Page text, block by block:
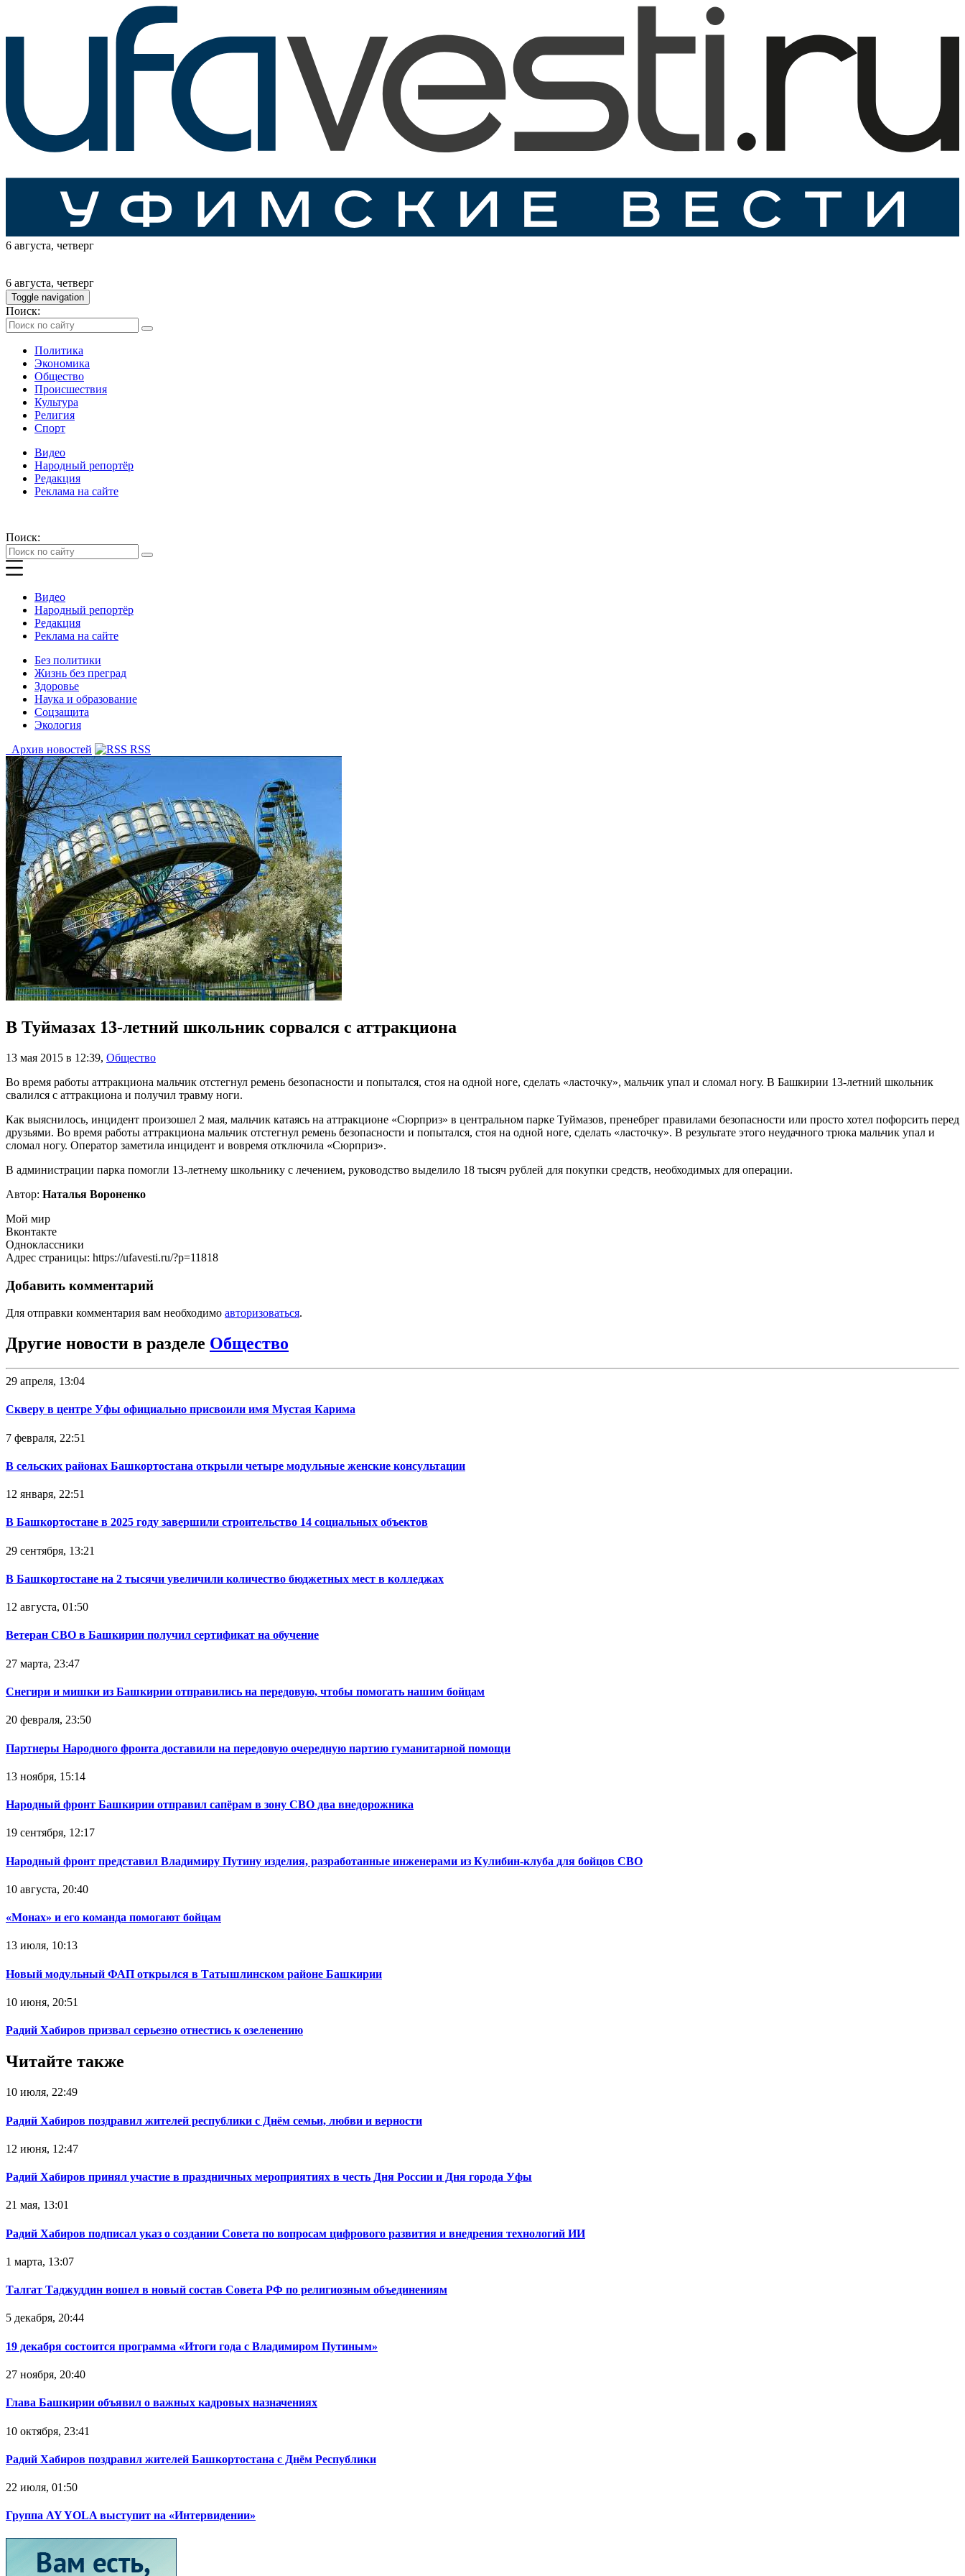
6 августа, четверг
6 августа, четверг
Toggle navigation
Поиск:
Политика
Экономика
Общество
Происшествия
Культура
Религия
Спорт
Видео
Народный репортёр
Редакция
Реклама на сайте
Поиск:
Видео
Народный репортёр
Редакция
Реклама на сайте
Без политики
Жизнь без преград
Здоровье
Наука и образование
Соцзащита
Экология
Архив новостей
RSS
В Туймазах 13-летний школьник сорвался с аттракциона
13 мая 2015 в 12:39, Общество
Во время работы аттракциона мальчик отстегнул ремень безопасности и попытался, стоя на одной ноге, сделать «ласточку», мальчик упал и сломал ногу. В Башкирии 13-летний школьник
свалился с аттракциона и получил травму ноги.
Как выяснилось, инцидент произошел 2 мая, мальчик катаясь на аттракционе «Сюрприз» в центральном парке Туймазов, пренебрег правилами безопасности или просто хотел пофорсить перед
друзьями. Во время работы аттракциона мальчик отстегнул ремень безопасности и попытался, стоя на одной ноге, сделать «ласточку». В результате этого неудачного трюка мальчик упал и
сломал ногу. Оператор заметила инцидент и вовремя отключила «Сюрприз».
В администрации парка помогли 13-летнему школьнику с лечением, руководство выделило 18 тысяч рублей для покупки средств, необходимых для операции.
Автор: Наталья Вороненко
Мой мир
Вконтакте
Одноклассники
Адрес страницы: https://ufavesti.ru/?p=11818
Добавить комментарий
Для отправки комментария вам необходимо авторизоваться.
Другие новости в разделе Общество
29 апреля, 13:04
Скверу в центре Уфы официально присвоили имя Мустая Карима
7 февраля, 22:51
В сельских районах Башкортостана открыли четыре модульные женские консультации
12 января, 22:51
В Башкортостане в 2025 году завершили строительство 14 социальных объектов
29 сентября, 13:21
В Башкортостане на 2 тысячи увеличили количество бюджетных мест в колледжах
12 августа, 01:50
Ветеран СВО в Башкирии получил сертификат на обучение
27 марта, 23:47
Снегири и мишки из Башкирии отправились на передовую, чтобы помогать нашим бойцам
20 февраля, 23:50
Партнеры Народного фронта доставили на передовую очередную партию гуманитарной помощи
13 ноября, 15:14
Народный фронт Башкирии отправил сапёрам в зону СВО два внедорожника
19 сентября, 12:17
Народный фронт представил Владимиру Путину изделия, разработанные инженерами из Кулибин-клуба для бойцов СВО
10 августа, 20:40
«Монах» и его команда помогают бойцам
13 июля, 10:13
Новый модульный ФАП открылся в Татышлинском районе Башкирии
10 июня, 20:51
Радий Хабиров призвал серьезно отнестись к озеленению
Читайте также
10 июля, 22:49
Радий Хабиров поздравил жителей республики с Днём семьи, любви и верности
12 июня, 12:47
Радий Хабиров принял участие в праздничных мероприятиях в честь Дня России и Дня города Уфы
21 мая, 13:01
Радий Хабиров подписал указ о создании Совета по вопросам цифрового развития и внедрения технологий ИИ
1 марта, 13:07
Талгат Таджуддин вошел в новый состав Совета РФ по религиозным объединениям
5 декабря, 20:44
19 декабря состоится программа «Итоги года с Владимиром Путиным»
27 ноября, 20:40
Глава Башкирии объявил о важных кадровых назначениях
10 октября, 23:41
Радий Хабиров поздравил жителей Башкортостана с Днём Республики
22 июля, 01:50
Группа AY YOLA выступит на «Интервидении»